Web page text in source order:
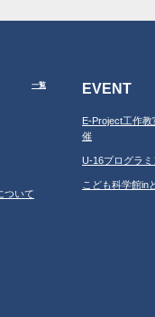
一覧
ついて
EVENT
E-Project工作
催
U-16プログラ
こども科学館in